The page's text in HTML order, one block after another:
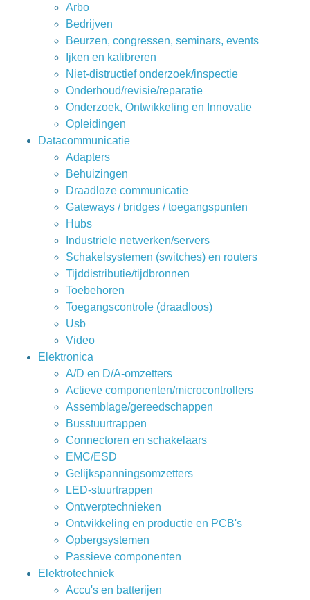
Arbo
Bedrijven
Beurzen, congressen, seminars, events
Ijken en kalibreren
Niet-distructief onderzoek/inspectie
Onderhoud/revisie/reparatie
Onderzoek, Ontwikkeling en Innovatie
Opleidingen
Datacommunicatie
Adapters
Behuizingen
Draadloze communicatie
Gateways / bridges / toegangspunten
Hubs
Industriele netwerken/servers
Schakelsystemen (switches) en routers
Tijddistributie/tijdbronnen
Toebehoren
Toegangscontrole (draadloos)
Usb
Video
Elektronica
A/D en D/A-omzetters
Actieve componenten/microcontrollers
Assemblage/gereedschappen
Busstuurtrappen
Connectoren en schakelaars
EMC/ESD
Gelijkspanningsomzetters
LED-stuurtrappen
Ontwerptechnieken
Ontwikkeling en productie en PCB's
Opbergsystemen
Passieve componenten
Elektrotechniek
Accu's en batterijen